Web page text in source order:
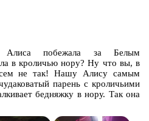
Алиса побежала за Белым
в кроличью нору? Ну что вы, в
не так! Нашу Алису самым
парень с кроличьими
бедняжку в нору. Так она